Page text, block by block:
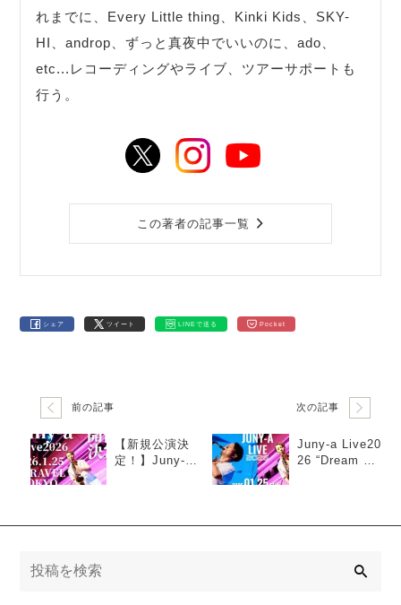
れまでに、Every Little thing、Kinki Kids、SKY-
HI、androp、ずっと真夜中でいいのに、ado、
etc...レコーディングやライブ、ツアーサポートも
行う。
この著者の記事一覧
シェア ツイート LINEで送る Pocket
前の記事
【新規公演決
定！】Juny-a
次の記事
Juny-a Live20
26 “Dream To
開始！